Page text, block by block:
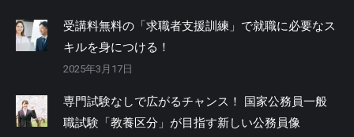
受講料無料の「求職者支援訓練」で就職に必要なス
キルを身につける！
2025年3月17日
専門試験なしで広がるチャンス！ 国家公務員一般
職試験「教養区分」が目指す新しい公務員像